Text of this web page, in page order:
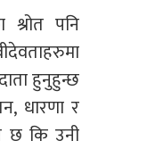
पनि
हुनुहुन्छ
धारणा र
छ कि उनी